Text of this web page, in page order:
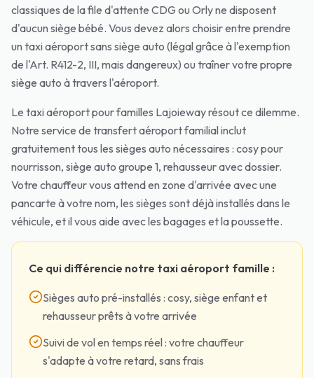
classiques de la file d'attente CDG ou Orly ne disposent
d'aucun siège bébé. Vous devez alors choisir entre prendre
un taxi aéroport sans siège auto (légal grâce à l'exemption
de l'Art. R412-2, III, mais dangereux) ou traîner votre propre
siège auto à travers l'aéroport.
Le taxi aéroport pour familles Lajoieway résout ce dilemme.
Notre service de transfert aéroport familial inclut
gratuitement tous les sièges auto nécessaires : cosy pour
nourrisson, siège auto groupe 1, rehausseur avec dossier.
Votre chauffeur vous attend en zone d'arrivée avec une
pancarte à votre nom, les sièges sont déjà installés dans le
véhicule, et il vous aide avec les bagages et la poussette.
Ce qui différencie notre taxi aéroport famille :
Sièges auto pré-installés : cosy, siège enfant et
rehausseur prêts à votre arrivée
Suivi de vol en temps réel : votre chauffeur
s'adapte à votre retard, sans frais